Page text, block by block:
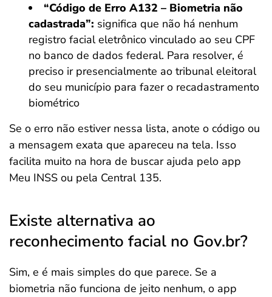
“Código de Erro A132 – Biometria não
cadastrada”: significa que não há nenhum
registro facial eletrônico vinculado ao seu CPF
no banco de dados federal. Para resolver, é
preciso ir presencialmente ao tribunal eleitoral
do seu município para fazer o recadastramento
biométrico
Se o erro não estiver nessa lista, anote o código ou
a mensagem exata que apareceu na tela. Isso
facilita muito na hora de buscar ajuda pelo app
Meu INSS ou pela Central 135.
Existe alternativa ao
reconhecimento facial no Gov.br?
Sim, e é mais simples do que parece. Se a
biometria não funciona de jeito nenhum, o app